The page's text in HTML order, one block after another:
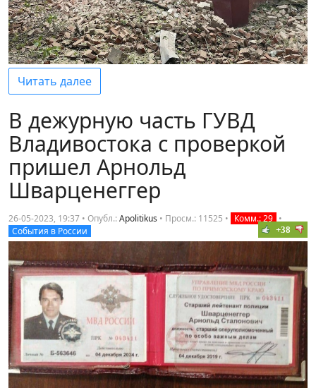
Читать далее
В дежурную часть ГУВД
Владивостока с проверкой
пришел Арнольд
Шварценеггер
26-05-2023, 19:37 • Опубл.:Apolitikus • Просм.: 11525 • Комм.: 29 •
События в России
+38